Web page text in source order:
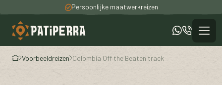
Persoonlijke maatwerkreizen
Een totaal verzorgde reis
Voorbeeldreizen Colombia Off the Beaten track